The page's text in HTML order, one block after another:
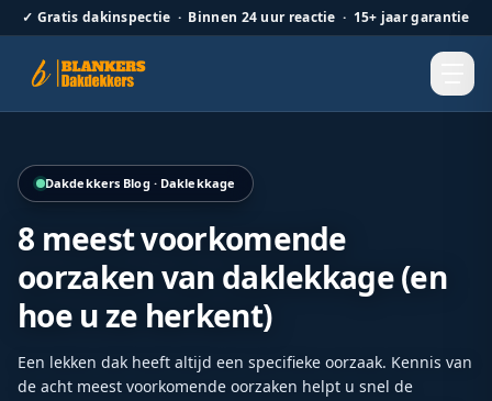
✓ Gratis dakinspectie · Binnen 24 uur reactie · 15+ jaar garantie
Dakdekkers Blog · Daklekkage
8 meest voorkomende
oorzaken van daklekkage (en
hoe u ze herkent)
Een lekken dak heeft altijd een specifieke oorzaak. Kennis van
de acht meest voorkomende oorzaken helpt u snel de